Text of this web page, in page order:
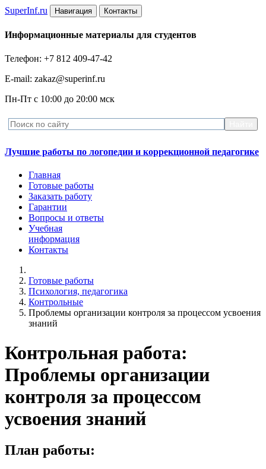
SuperInf.ru Навигация Контакты
Информационные материалы для студентов
Телефон: +7 812 409-47-42
E-mail: zakaz@superinf.ru
Пн-Пт с 10:00 до 20:00 мск
Лучшие работы по логопедии и коррекционной педагогике
Главная
Готовые работы
Заказать работу
Гарантии
Вопросы и ответы
Учебная
информация
Контакты
Готовые работы
Психология, педагогика
Контрольные
Проблемы организации контроля за процессом усвоения
знаний
Контрольная работа:
Проблемы организации
контроля за процессом
усвоения знаний
План работы: